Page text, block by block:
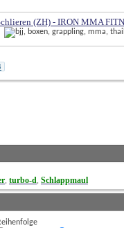
(ZH) - IRON MMA
, turbo-d, Schlappmaul